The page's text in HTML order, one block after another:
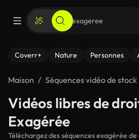
Coverr+ Nature Personnes
Maison Séquences vidéo de stock
Vidéos libres de
Exagérée
Téléchargez des séquences exagérée